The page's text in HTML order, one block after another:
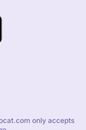
only accepts